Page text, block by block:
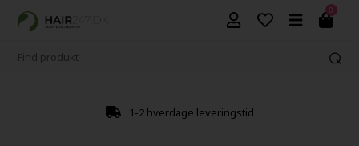
0
1-2 hverdage leveringstid